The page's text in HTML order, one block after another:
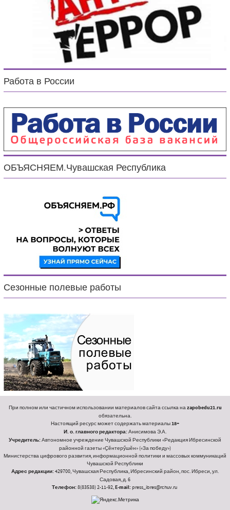
Работа в России
ОБЪЯСНЯЕМ.Чувашская Республика
Сезонные полевые работы
При полном или частичном использовании материалов сайта ссылка наzapobedu21.ru
обязательна.
Настоящий ресурс может содержать материалы18+
И. о. главного редактора:Анисимова Э.А.
Учредитель:Автономное учреждение Чувашской Республики «Редакция Ибресинской
районной газеты «Ҫӗнтерӳшӗн» («За победу»)
Министерства цифрового развития, информационной политики и массовых коммуникаций
Чувашской Республики
Адрес редакции:429700, Чувашская Республика, Ибресинский район, пос. Ибреси, ул.
Садовая, д. 6
Телефон:8(83538) 2-11-92,E-mail:press_ibres@rchuv.ru